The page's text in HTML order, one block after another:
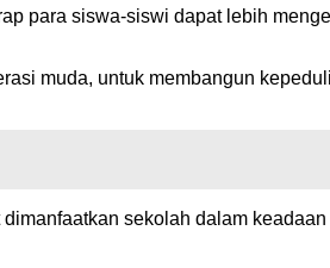
para siswa-siswi dapat lebih
muda, untuk membangun
sekolah dalam